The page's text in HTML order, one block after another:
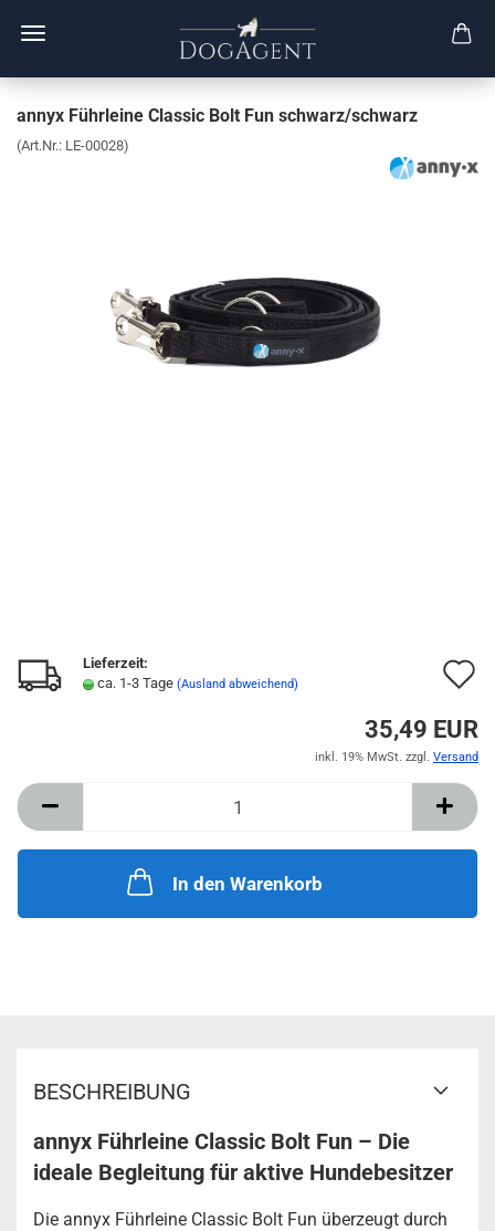
annyx Führleine Classic Bolt Fun schwarz/schwarz
(Art.Nr.: LE-00028)
Lieferzeit:
ca. 1-3 Tage (Ausland abweichend)
35,49 EUR
inkl. 19% MwSt. zzgl. Versand
In den Warenkorb
BESCHREIBUNG
annyx Führleine Classic Bolt Fun – Die
ideale Begleitung für aktive Hundebesitzer
Die annyx Führleine Classic Bolt Fun überzeugt durch